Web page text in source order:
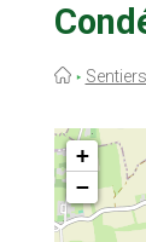
contenu
Fil
+
−